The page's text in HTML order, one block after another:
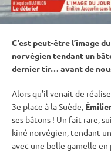
C’est peut-être l’image
norvégien tendant un
dernier tir… avant de
Alors qu’il venait de
3e place à la Suède,
ses bâtons ! Un fait rare,
kiné norvégien, tendant
avec une belle gamelle en